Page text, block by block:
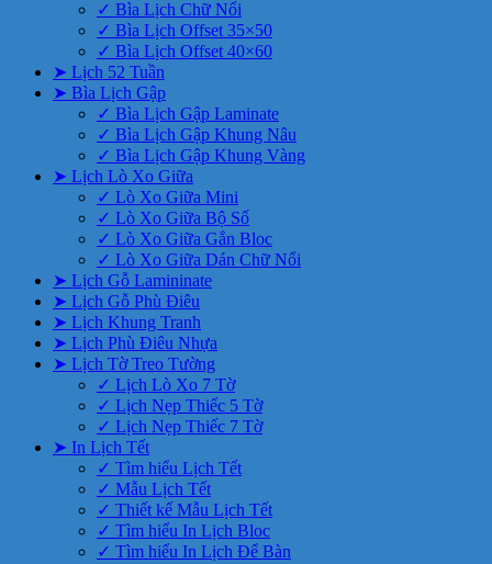
✓ Bìa Lịch Chữ Nổi
✓ Bìa Lịch Offset 35×50
✓ Bìa Lịch Offset 40×60
➤ Lịch 52 Tuần
➤ Bìa Lịch Gập
✓ Bìa Lịch Gập Laminate
✓ Bìa Lịch Gập Khung Nâu
✓ Bìa Lịch Gập Khung Vàng
➤ Lịch Lò Xo Giữa
✓ Lò Xo Giữa Mini
✓ Lò Xo Giữa Bộ Số
✓ Lò Xo Giữa Gắn Bloc
✓ Lò Xo Giữa Dán Chữ Nổi
➤ Lịch Gỗ Lamininate
➤ Lịch Gỗ Phù Điêu
➤ Lịch Khung Tranh
➤ Lịch Phù Điêu Nhựa
➤ Lịch Tờ Treo Tường
✓ Lịch Lò Xo 7 Tờ
✓ Lịch Nẹp Thiếc 5 Tờ
✓ Lịch Nẹp Thiếc 7 Tờ
➤ In Lịch Tết
✓ Tìm hiểu Lịch Tết
✓ Mẫu Lịch Tết
✓ Thiết kế Mẫu Lịch Tết
✓ Tìm hiểu In Lịch Bloc
✓ Tìm hiểu In Lịch Để Bàn